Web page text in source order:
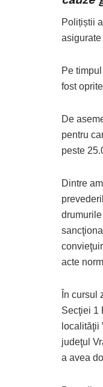
Polițiștii
Pe
fost
De
pentru
peste
Dintre
acte
În cursul
Secţiei 1
localităţii
judeţul
a avea